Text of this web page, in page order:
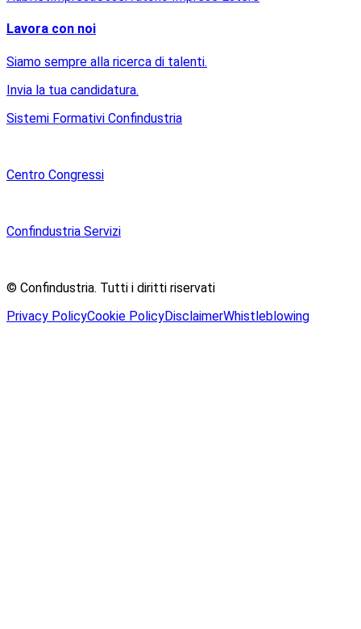
Lavora con noi
Siamo sempre alla ricerca di talenti.
Invia la tua candidatura.
Sistemi Formativi Confindustria
Centro Congressi
Confindustria Servizi
© Confindustria. Tutti i diritti riservati
Privacy PolicyCookie PolicyDisclaimerWhistleblowing